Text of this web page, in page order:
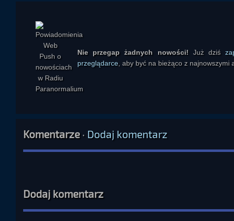
działać na podświadomość i pobudzać ciekawość, ale pod
W kontraście do tych ezoterycznych konstrukcji prowadzący
go do rozwoju dziecka, które kolejno siada, chodzi, mówi, uczy
biologicznej, 5G, mikroczipach w szczepionkach, masonach czy
jakieś podstawy, to dla zwykłego człowieka ważniejsze jest
W odpowiedziach na komentarze słuchaczy prowadzący
palacze, osoby bardzo aktywne albo dobrze odżywione mogą
Nie przegap żadnych nowości! Już dziś
przeglądarce , aby być na bieżąco z najnowszymi
Komentarze· Dodaj komentarz
Dodaj komentarz